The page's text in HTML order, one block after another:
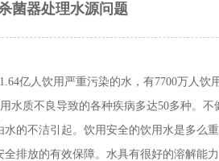
菌器处理水源问题
亿人饮用严重污染的水，有7700万人饮
水质不良导致的各种疾病多达50多种。
的不洁引起。饮用安全的饮用水是多么
排放的有效保障。水具有很好的溶解能